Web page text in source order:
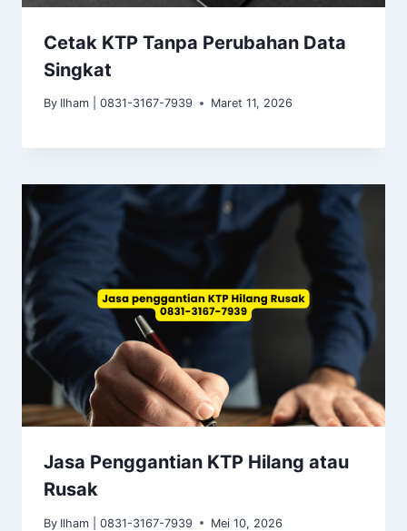
Cetak KTP Tanpa Perubahan Data
Singkat
By Ilham | 0831-3167-7939 Maret 11, 2026
Jasa Penggantian KTP Hilang atau
Rusak
By Ilham | 0831-3167-7939 Mei 10, 2026